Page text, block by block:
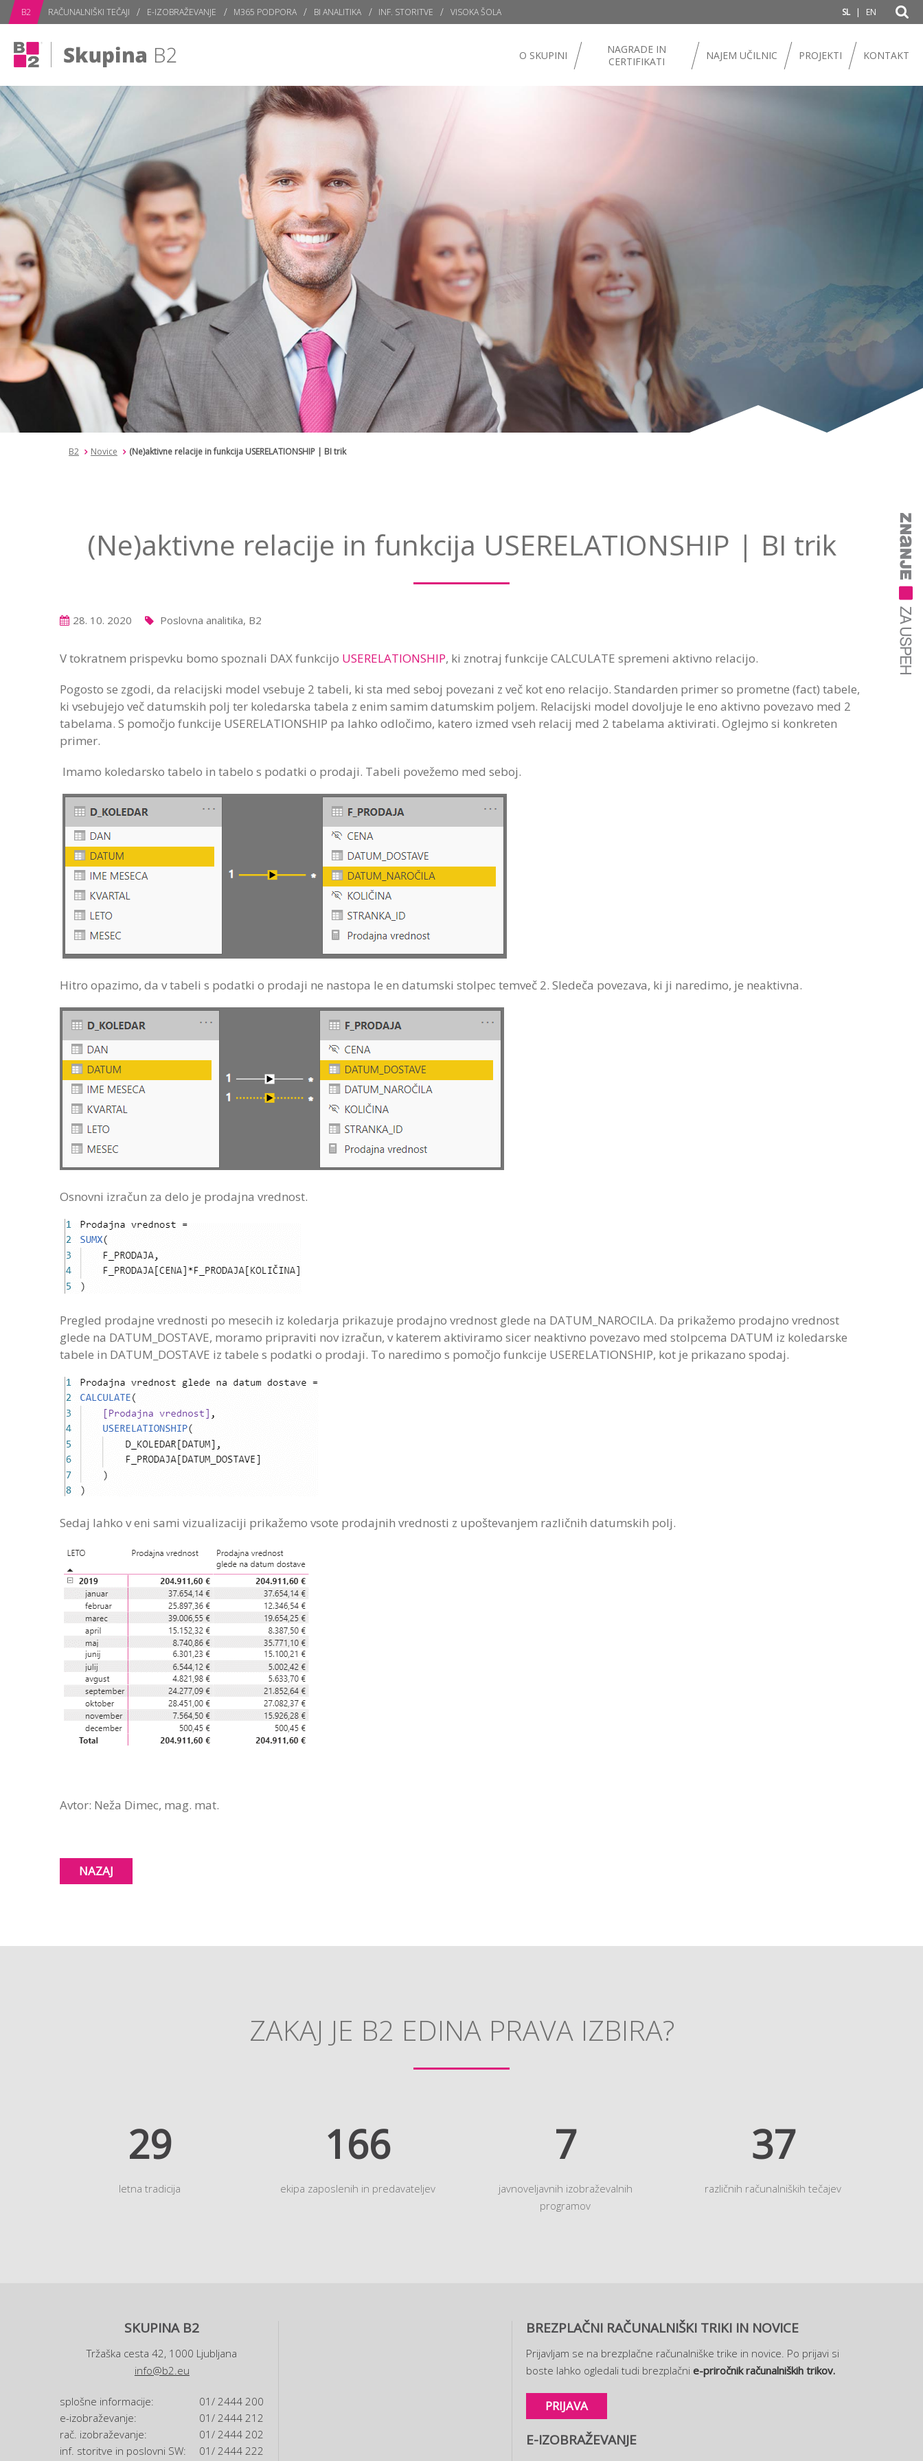
B2 RAČUNALNIŠKI TEČAJI E-IZOBRAŽEVANJE M365 PODPORA BI ANALITIKA INF. STORITVE VISOKA ŠOLA SL | EN
O SKUPINI
NAGRADE IN
CERTIFIKATI
NAJEM UČILNIC PROJEKTI KONTAKT
subPage
B2 Novice (Ne)aktivne relacije in funkcija USERELATIONSHIP | BI trik
(Ne)aktivne relacije in funkcija USERELATIONSHIP | BI trik
28. 10. 2020 Poslovna analitika, B2
V tokratnem prispevku bomo spoznali DAX funkcijo USERELATIONSHIP, ki znotraj funkcije CALCULATE spremeni aktivno relacijo.
Pogosto se zgodi, da relacijski model vsebuje 2 tabeli, ki sta med seboj povezani z več kot eno relacijo. Standarden primer so prometne (fact) tabele,
ki vsebujejo več datumskih polj ter koledarska tabela z enim samim datumskim poljem. Relacijski model dovoljuje le eno aktivno povezavo med 2
tabelama. S pomočjo funkcije USERELATIONSHIP pa lahko odločimo, katero izmed vseh relacij med 2 tabelama aktivirati. Oglejmo si konkreten
primer.
Imamo koledarsko tabelo in tabelo s podatki o prodaji. Tabeli povežemo med seboj.
Hitro opazimo, da v tabeli s podatki o prodaji ne nastopa le en datumski stolpec temveč 2. Sledeča povezava, ki ji naredimo, je neaktivna.
Osnovni izračun za delo je prodajna vrednost.
Pregled prodajne vrednosti po mesecih iz koledarja prikazuje prodajno vrednost glede na DATUM_NAROCILA. Da prikažemo prodajno vrednost
glede na DATUM_DOSTAVE, moramo pripraviti nov izračun, v katerem aktiviramo sicer neaktivno povezavo med stolpcema DATUM iz koledarske
tabele in DATUM_DOSTAVE iz tabele s podatki o prodaji. To naredimo s pomočjo funkcije USERELATIONSHIP, kot je prikazano spodaj.
Sedaj lahko v eni sami vizualizaciji prikažemo vsote prodajnih vrednosti z upoštevanjem različnih datumskih polj.
Avtor: Neža Dimec, mag. mat.
NAZAJ
ZAKAJ JE B2 EDINA PRAVA IZBIRA?
35
letna tradicija
194
ekipa zaposlenih in predavateljev
9
javnoveljavnih izobraževalnih
programov
45
različnih računalniških tečajev
SKUPINA B2
Tržaška cesta 42, 1000 Ljubljana
info@b2.eu
splošne informacije:
01/ 2444 200
e-izobraževanje:
01/ 2444 212
rač. izobraževanje:
01/ 2444 202
inf. storitve in poslovni SW:
01/ 2444 222
BREZPLAČNI RAČUNALNIŠKI TRIKI IN NOVICE
Prijavljam se na brezplačne računalniške trike in novice. Po prijavi si
boste lahko ogledali tudi brezplačni e-priročnik računalniških trikov.
PRIJAVA
E-IZOBRAŽEVANJE